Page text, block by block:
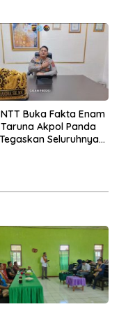
Buka Fakta Enam
Akpol Panda
Seluruhnya